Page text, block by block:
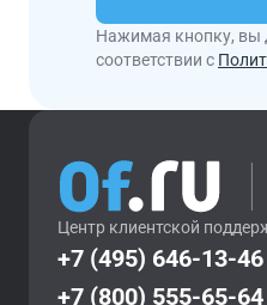
Нажимая кнопку, вы
соответствии с
Центр клиентской
+7 (495) 646-13-46
+7 (800) 555-65-64